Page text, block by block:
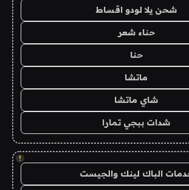
شحن يلا لودو اقساط
حناء شعر
حنا
ماتشا
شاي ماتشا
شدات ببجي تمارا
!
الباك لينك والجيست